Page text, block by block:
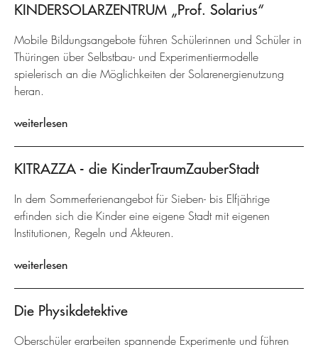
KINDERSOLARZENTRUM „Prof. Solarius“
Mobile Bildungsangebote führen Schülerinnen und Schüler in
Thüringen über Selbstbau- und Experimentiermodelle
spielerisch an die Möglichkeiten der Solarenergienutzung
heran.
weiterlesen
KITRAZZA - die KinderTraumZauberStadt
In dem Sommerferienangebot für Sieben- bis Elfjährige
erfinden sich die Kinder eine eigene Stadt mit eigenen
Institutionen, Regeln und Akteuren.
weiterlesen
Die Physikdetektive
Oberschüler erarbeiten spannende Experimente und führen